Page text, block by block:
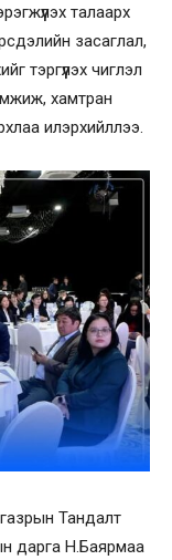
талаарх
засаглал,
тэргүүлэх чиглэл
хамтран
илэрхийллээ.
Тандалт
дарга Н.Баярмаа